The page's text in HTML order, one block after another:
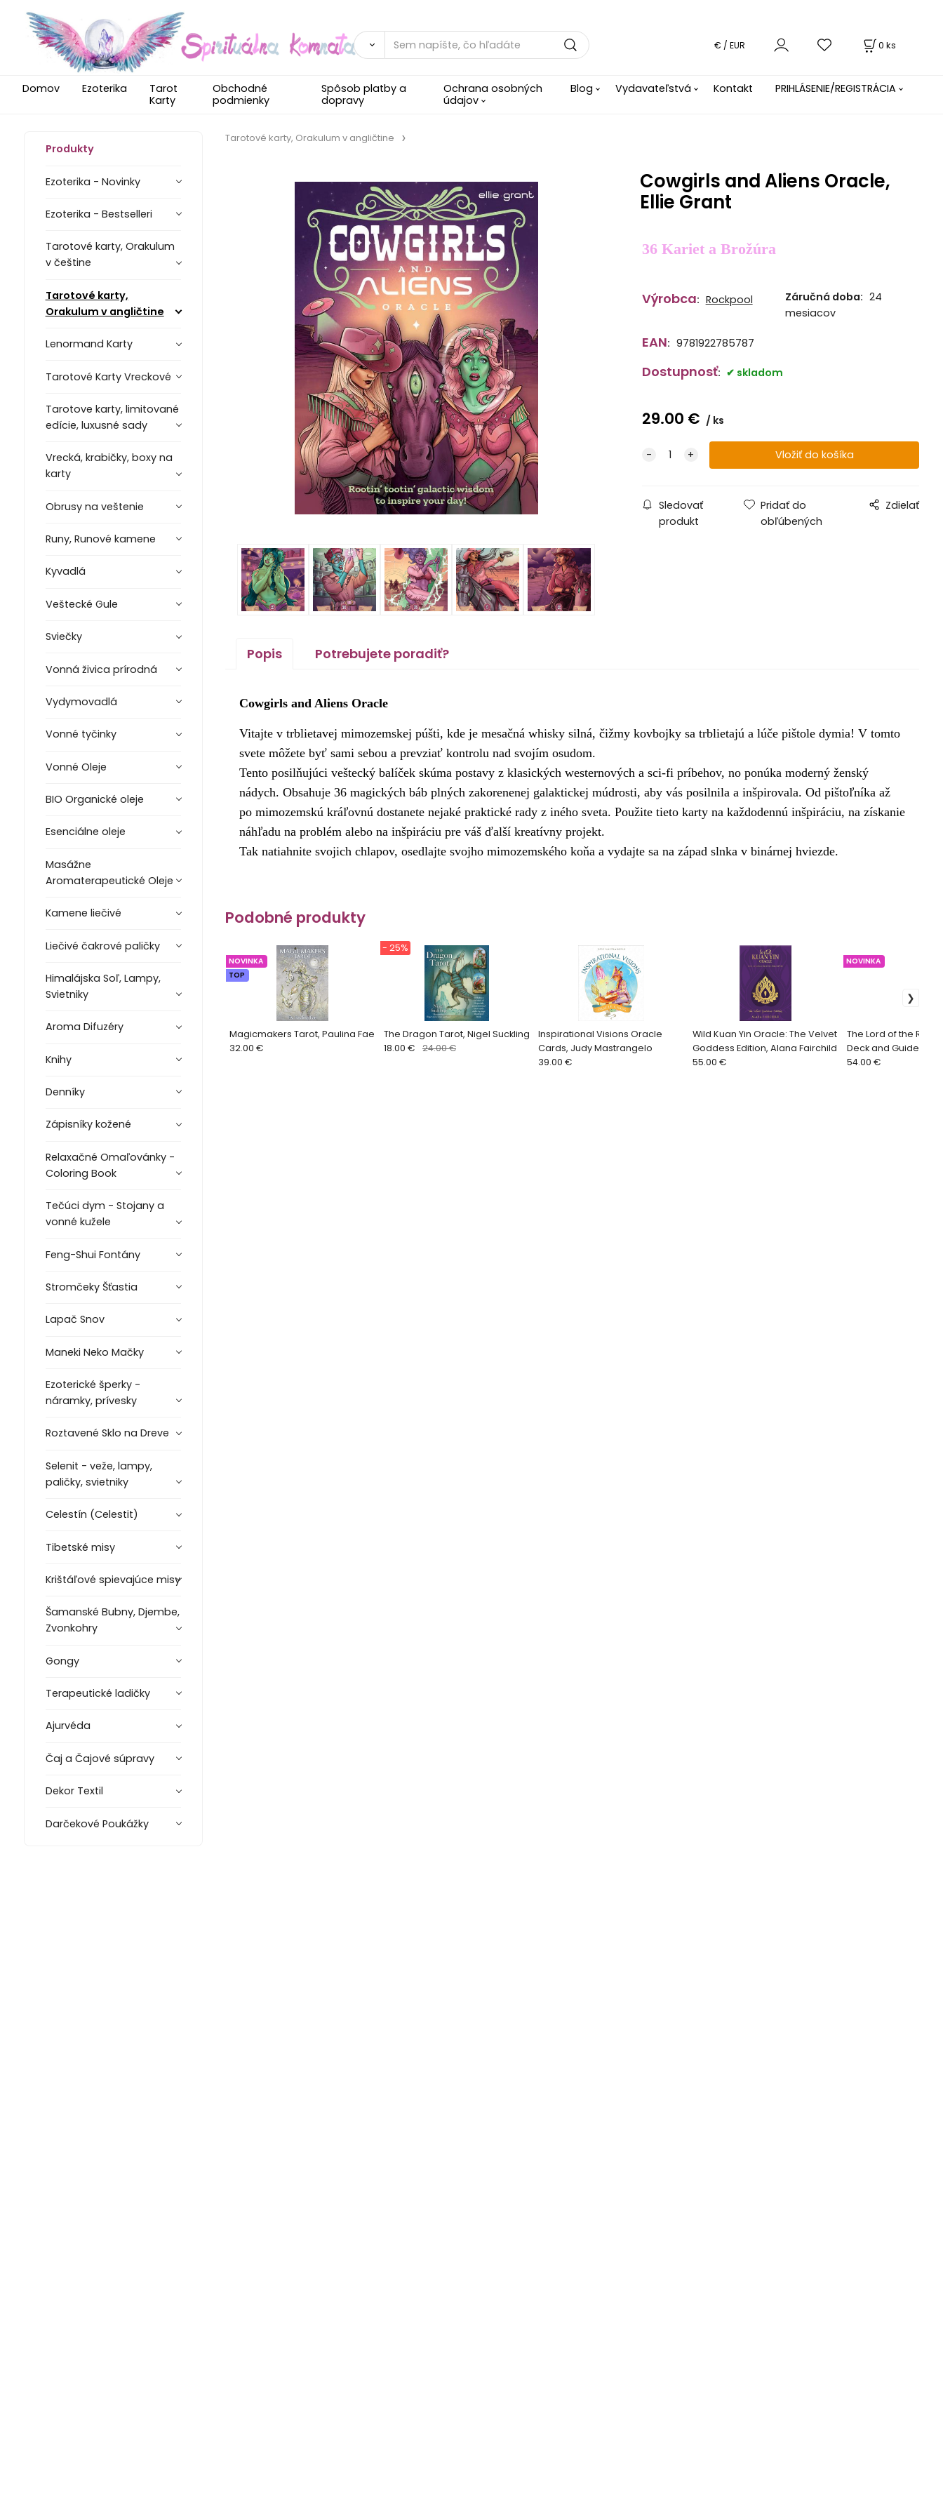
0 ks
€ / EUR
Domov Ezoterika
Tarot
Karty
Obchodné
podmienky
Spôsob platby a
dopravy
Ochrana osobných
údajov
Blog Vydavateľstvá Kontakt PRIHLÁSENIE/REGISTRÁCIA
Produkty
Ezoterika - Novinky
Ezoterika - Bestselleri
Tarotové karty, Orakulum
v češtine
Tarotové karty,
Orakulum v angličtine
Lenormand Karty
Tarotové Karty Vreckové
Tarotove karty, limitované
edície, luxusné sady
Vrecká, krabičky, boxy na
karty
Obrusy na veštenie
Runy, Runové kamene
Kyvadlá
Veštecké Gule
Sviečky
Vonná živica prírodná
Vydymovadlá
Vonné tyčinky
Vonné Oleje
BIO Organické oleje
Esenciálne oleje
Masážne
Aromaterapeutické Oleje
Kamene liečivé
Liečivé čakrové paličky
Himalájska Soľ, Lampy,
Svietniky
Aroma Difuzéry
Knihy
Denníky
Zápisníky kožené
Relaxačné Omaľovánky -
Coloring Book
Tečúci dym - Stojany a
vonné kužele
Feng-Shui Fontány
Stromčeky Šťastia
Lapač Snov
Maneki Neko Mačky
Ezoterické šperky -
náramky, prívesky
Roztavené Sklo na Dreve
Selenit - veže, lampy,
paličky, svietniky
Celestín (Celestit)
Tibetské misy
Krištáľové spievajúce misy
Šamanské Bubny, Djembe,
Zvonkohry
Gongy
Terapeutické ladičky
Ajurvéda
Čaj a Čajové súpravy
Dekor Textil
Darčekové Poukážky
Tarotové karty, Orakulum v angličtine
Cowgirls and Aliens Oracle,
Ellie Grant
36 Kariet a Brožúra
Výrobca: Rockpool Záručná doba: 24
mesiacov
EAN: 9781922785787
Dostupnosť: skladom
29.00 € ks
Sledovať
produkt
Pridať do
obľúbených
Zdielať
Popis Potrebujete poradiť?
Cowgirls and Aliens Oracle
Vitajte v trblietavej mimozemskej púšti, kde je mesačná whisky silná, čižmy kovbojky sa trblietajú a lúče pištole dymia! V tomto
svete môžete byť sami sebou a prevziať kontrolu nad svojím osudom.
Tento posilňujúci veštecký balíček skúma postavy z klasických westernových a sci-fi príbehov, no ponúka moderný ženský
nádych. Obsahuje 36 magických báb plných zakorenenej galaktickej múdrosti, aby vás posilnila a inšpirovala. Od pištoľníka až
po mimozemskú kráľovnú dostanete nejaké praktické rady z iného sveta. Použite tieto karty na každodennú inšpiráciu, na získanie
náhľadu na problém alebo na inšpiráciu pre váš ďalší kreatívny projekt.
Tak natiahnite svojich chlapov, osedlajte svojho mimozemského koňa a vydajte sa na západ slnka v binárnej hviezde.
Podobné produkty
Magicmakers Tarot, Paulina Fae
NOVINKA
TOP
32.00 €
The Dragon Tarot, Nigel Suckling
- 25%
18.00 € 24.00 €
Inspirational Visions Oracle
Cards, Judy Mastrangelo
39.00 €
Wild Kuan Yin Oracle: The Velvet
Goddess Edition, Alana Fairchild
55.00 €
The Lord of the
Deck and Guide Gift
Darčekový set
NOVINKA
54.00 €